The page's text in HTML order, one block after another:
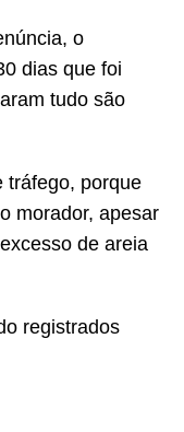
o
dias que foi
tudo são
tráfego, porque
morador, apesar
de areia
registrados